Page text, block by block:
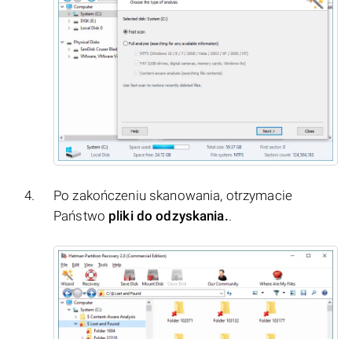
Po zakończeniu skanowania, otrzymacie
Państwo pliki do odzyskania..